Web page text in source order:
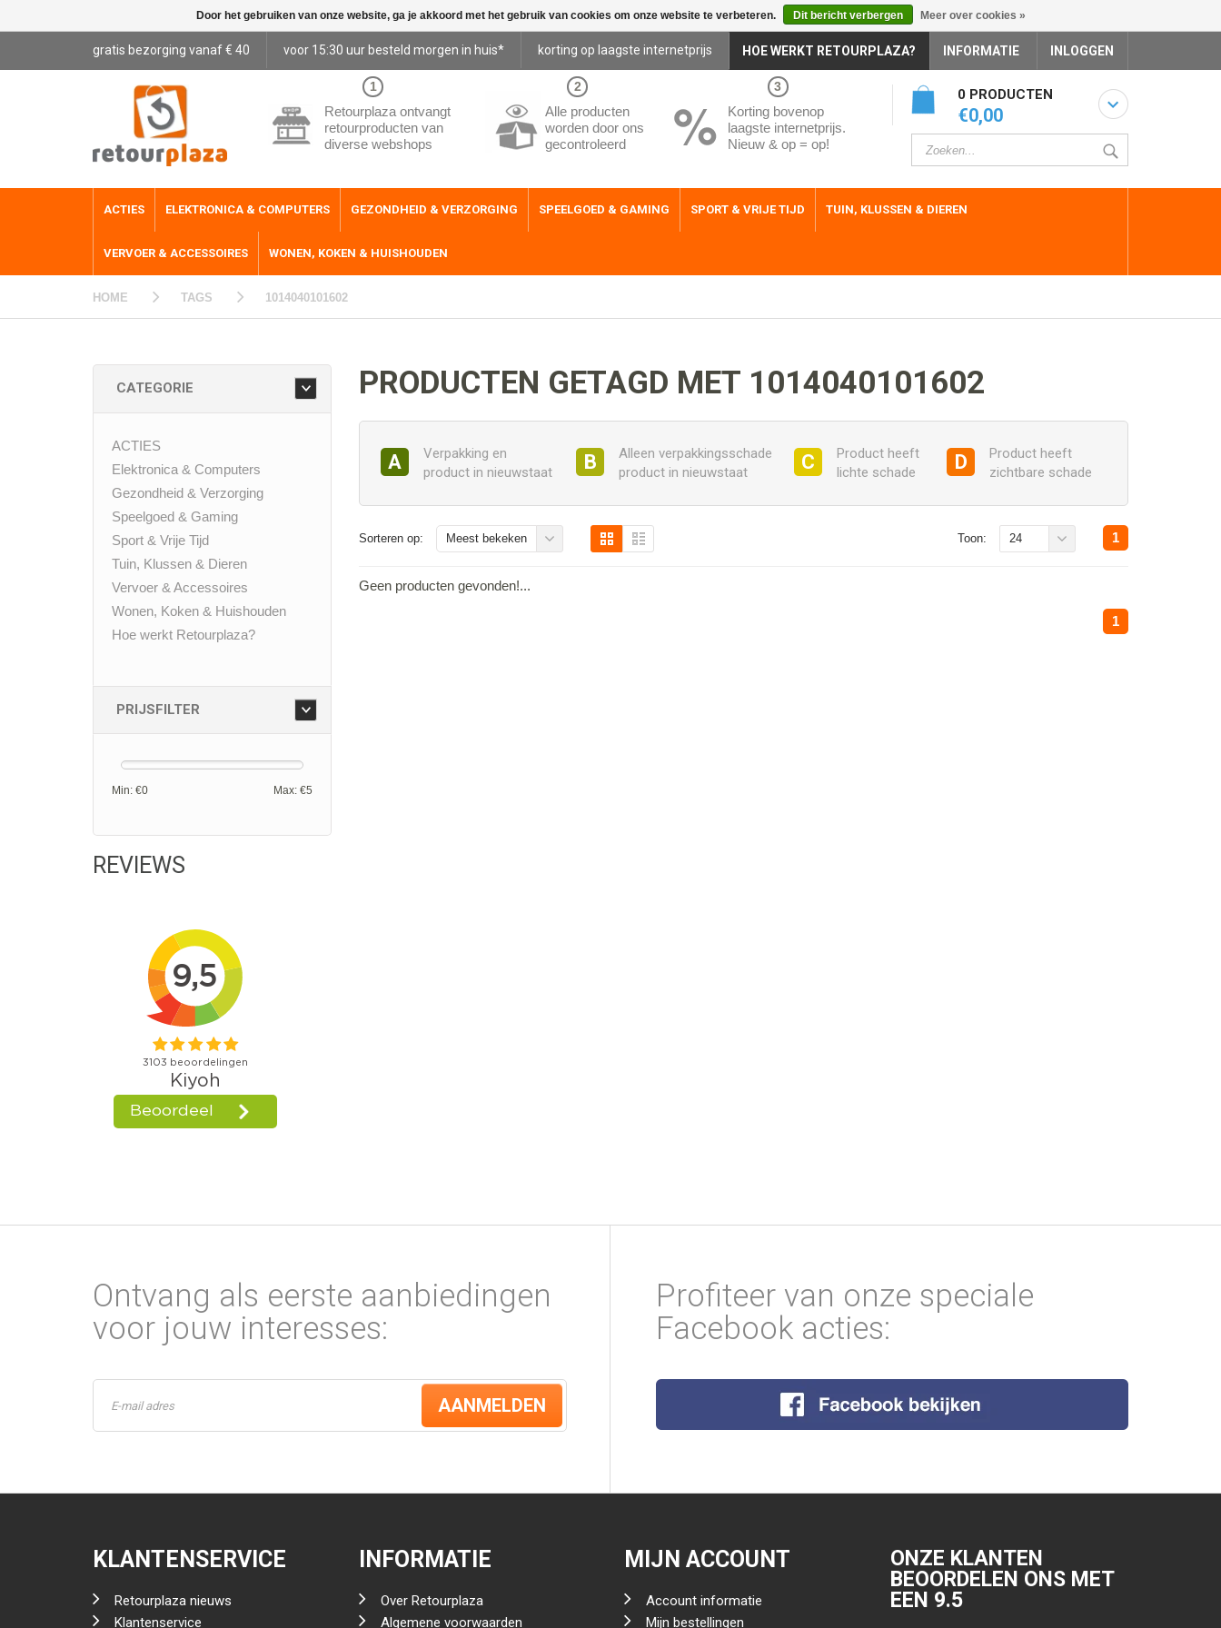
gratis bezorging vanaf € 40 voor 15:30 uur besteld morgen in huis* korting op laagste internetprijs HOE WERKT RETOURPLAZA? INFORMATIE INLOGGEN
1
Retourplaza ontvangt
retourproducten van
diverse webshops
2
Alle producten
worden door ons
gecontroleerd
3
Korting bovenop
laagste internetprijs.
Nieuw & op = op!
0 PRODUCTEN
€0,00
ACTIES ELEKTRONICA & COMPUTERS GEZONDHEID & VERZORGING SPEELGOED & GAMING SPORT & VRIJE TIJD TUIN, KLUSSEN & DIEREN
VERVOER & ACCESSOIRES WONEN, KOKEN & HUISHOUDEN
HOME TAGS 1014040101602
CATEGORIE
ACTIES
Elektronica & Computers
Gezondheid & Verzorging
Speelgoed & Gaming
Sport & Vrije Tijd
Tuin, Klussen & Dieren
Vervoer & Accessoires
Wonen, Koken & Huishouden
Hoe werkt Retourplaza?
PRIJSFILTER
Min: €0 Max: €5
REVIEWS
PRODUCTEN GETAGD MET 1014040101602
A
Verpakking en
product in nieuwstaat
B
Alleen verpakkingsschade
product in nieuwstaat
C
Product heeft
lichte schade
D
Product heeft
zichtbare schade
Sorteren op: Meest bekeken 1
Toon: 24
Geen producten gevonden!...
1
Ontvang als eerste aanbiedingen
voor jouw interesses:
AANMELDEN
Profiteer van onze speciale
Facebook acties:
KLANTENSERVICE
Retourplaza nieuws
Klantenservice
INFORMATIE
Over Retourplaza
Algemene voorwaarden
MIJN ACCOUNT
Account informatie
Mijn bestellingen
ONZE KLANTEN
BEOORDELEN ONS MET
EEN 9.5
Door het gebruiken van onze website, ga je akkoord met het gebruik van cookies om onze website te verbeteren. Dit bericht verbergen Meer over cookies »